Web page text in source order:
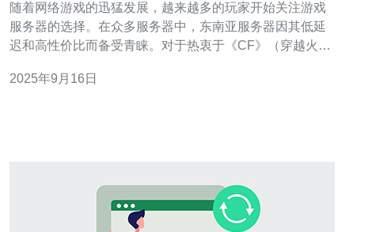
随着网络游戏的迅猛发展，越来越多的玩家开始关注游戏
服务器的选择。在众多服务器中，东南亚服务器因其低延
迟和高性价比而备受青睐。对于热衷于《CF》（穿越火
疑是提升游戏体验的关键所在。本文将从最佳、最便宜的
2025年9月16日